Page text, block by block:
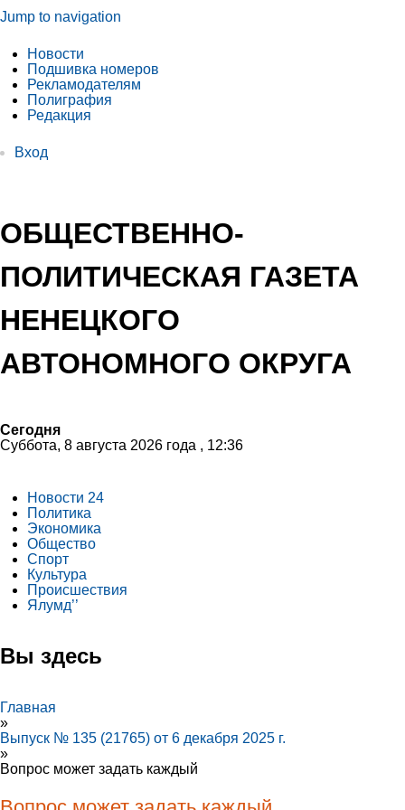
Jump to navigation
Новости
Подшивка номеров
Рекламодателям
Полиграфия
Редакция
Вход
ОБЩЕСТВЕННО-
ПОЛИТИЧЕСКАЯ ГАЗЕТА
НЕНЕЦКОГО
АВТОНОМНОГО ОКРУГА
Сегодня
Суббота, 8 августа 2026 года , 12:36
Новости 24
Политика
Экономика
Общество
Спорт
Культура
Происшествия
Ялумд’’
Вы здесь
Главная
»
Выпуск № 135 (21765) от 6 декабря 2025 г.
»
Вопрос может задать каждый